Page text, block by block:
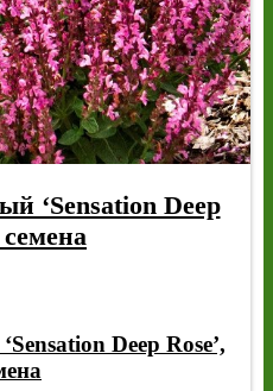
‘Sensation Deep
семена
Deep Rose’,